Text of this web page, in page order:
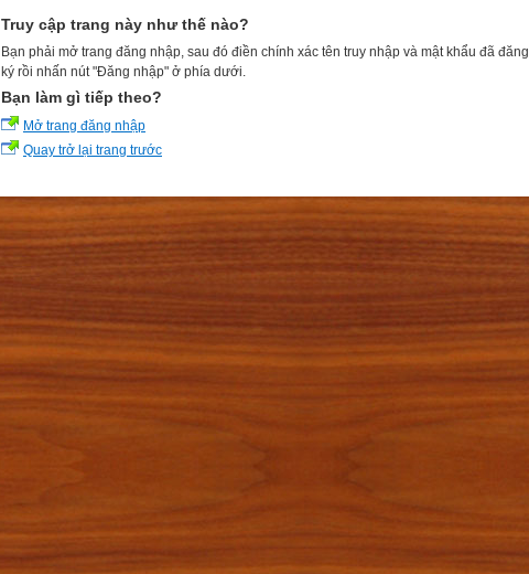
Truy cập trang này như thế nào?
Bạn phải mở trang đăng nhập, sau đó điền chính xác tên truy nhập và mật khẩu đã đăng
ký rồi nhấn nút "Đăng nhập" ở phía dưới.
Bạn làm gì tiếp theo?
Mở trang đăng nhập
Quay trở lại trang trước